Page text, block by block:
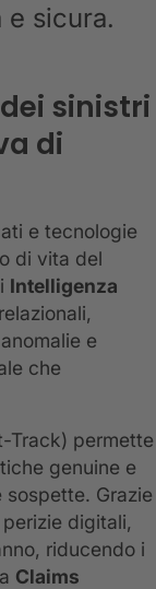
e sicura.
sinistri
di
e tecnologie
di vita del
Intelligenza
e
che
Track) permette
genuine e
Grazie
digitali,
riducendo i
Claims